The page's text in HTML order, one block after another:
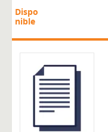
Dispo
nible